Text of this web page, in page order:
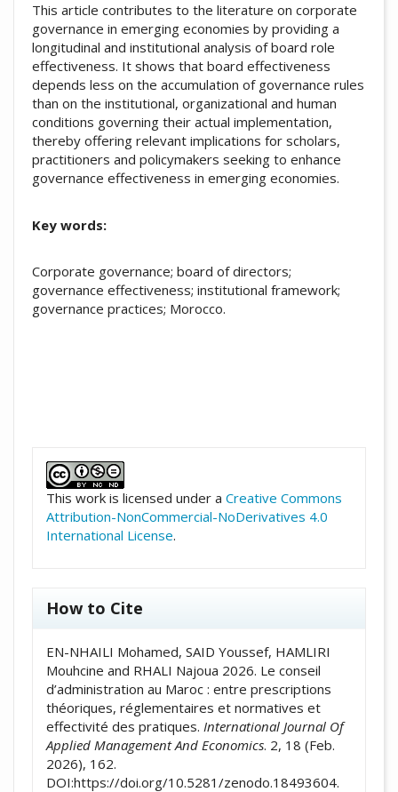
This article contributes to the literature on corporate
governance in emerging economies by providing a
longitudinal and institutional analysis of board role
effectiveness. It shows that board effectiveness
depends less on the accumulation of governance rules
than on the institutional, organizational and human
conditions governing their actual implementation,
thereby offering relevant implications for scholars,
practitioners and policymakers seeking to enhance
governance effectiveness in emerging economies.
Key words:
Corporate governance; board of directors;
governance effectiveness; institutional framework;
governance practices; Morocco.
This work is licensed under a Creative Commons
Attribution-NonCommercial-NoDerivatives 4.0
International License.
How to Cite
EN-NHAILI Mohamed, SAID Youssef, HAMLIRI
Mouhcine and RHALI Najoua 2026. Le conseil
d’administration au Maroc : entre prescriptions
théoriques, réglementaires et normatives et
effectivité des pratiques. International Journal Of
Applied Management And Economics. 2, 18 (Feb.
2026), 162.
DOI:https://doi.org/10.5281/zenodo.18493604.